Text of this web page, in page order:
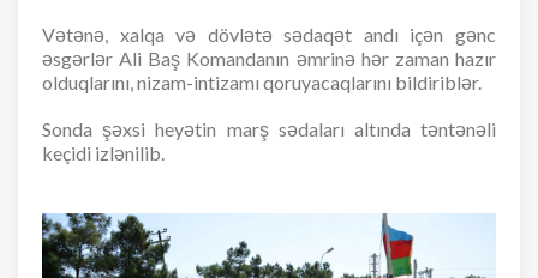
Vətənə, xalqa və dövlətə sədaqət andı içən gənc
əsgərlər Ali Baş Komandanın əmrinə hər zaman hazır
olduqlarını, nizam-intizamı qoruyacaqlarını bildiriblər.
Sonda şəxsi heyətin marş sədaları altında təntənəli
keçidi izlənilib.